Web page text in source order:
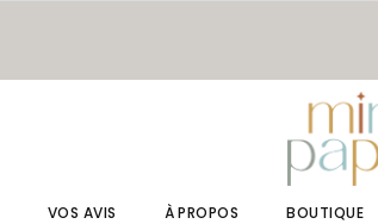
VOS AVIS À PROPOS BOUTIQUE